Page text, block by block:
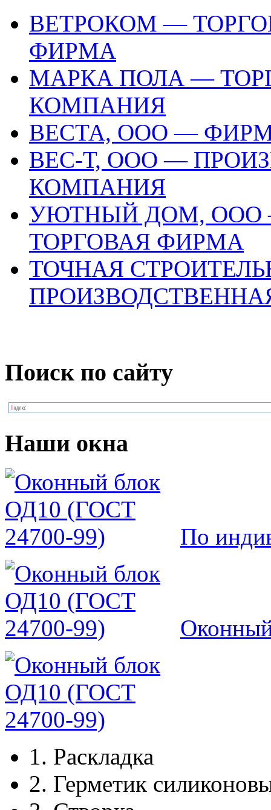
ВЕТРОКОМ —
ФИРМА
МАРКА ПОЛА —
КОМПАНИЯ
ВЕСТА, ООО —
ВЕС-Т, ООО —
КОМПАНИЯ
УЮТНЫЙ ДОМ, ООО
ТОРГОВАЯ ФИРМА
ТОЧНАЯ
Поиск по сайту
Наши окна
По
1. Раскладка
2. Герметик